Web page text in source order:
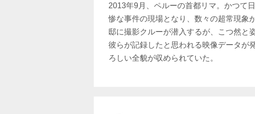
2013年9月、ペルーの首都リマ。かつて
惨な事件の現場となり、数々の超常現象
邸に撮影クルーが潜入するが、こつ然と
彼らが記録したと思われる映像データが
ろしい全貌が収められていた。